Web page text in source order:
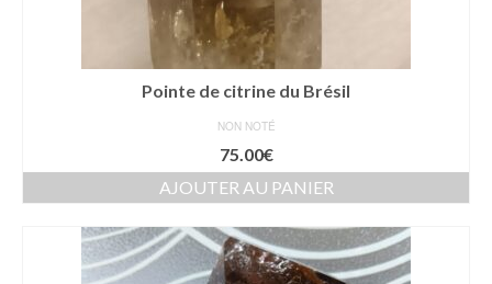
Pointe de citrine du Brésil
NON NOTÉ
75.00€
AJOUTER AU PANIER